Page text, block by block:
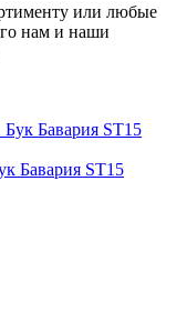
или любые
нам и наши
Бавария ST15